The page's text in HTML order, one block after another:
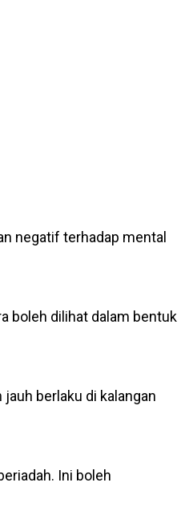
negatif terhadap mental
boleh dilihat dalam bentuk
berlaku di kalangan
Ini boleh